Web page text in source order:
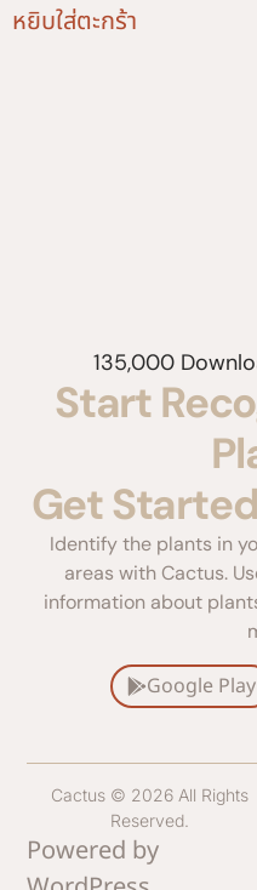
หยิบใส่ตะกร้า
135,000
Start
Get
Identify the plants in
areas with Cactus.
information about
Google Play
Cactus © 2026 All Rights
Reserved.
Powered by